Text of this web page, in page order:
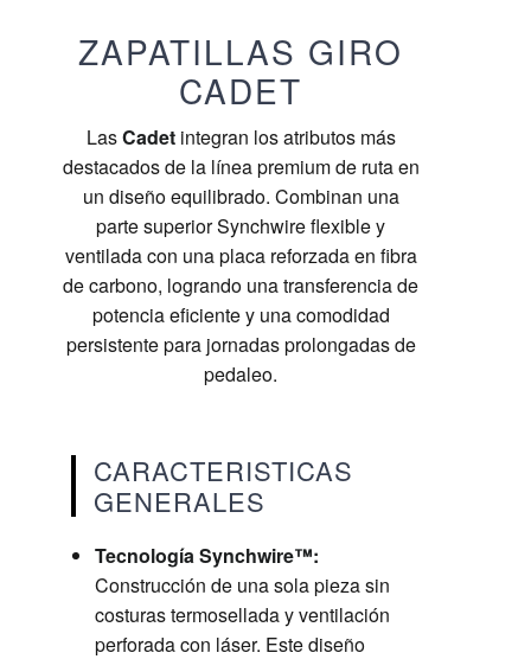
ZAPATILLAS GIRO
CADET
LasCadetintegran los atributos más
destacados de la línea premium de ruta en
un diseño equilibrado. Combinan una
parte superior Synchwire flexible y
ventilada con una placa reforzada en fibra
de carbono, logrando una transferencia de
potencia eficiente y una comodidad
persistente para jornadas prolongadas de
pedaleo.
CARACTERISTICAS
GENERALES
Tecnología Synchwire™:
Construcción de una sola pieza sin
costuras termosellada y ventilación
perforada con láser. Este diseño